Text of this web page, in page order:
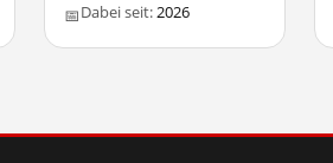
📅Dabei seit:2026